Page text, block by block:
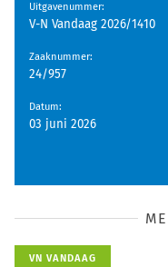
Uitgavenummer:
V-N Vandaag 2026/1410
Zaaknummer:
24/957
Datum:
03 juni 2026
VN VANDAAG